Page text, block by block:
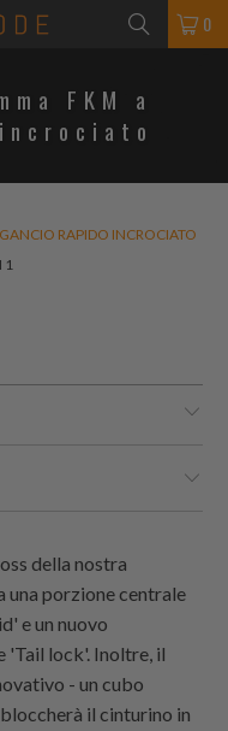
0
FKM a
RAPIDO INCROCIATO
1
della nostra
porzione centrale
e un nuovo
'Tail lock'. Inoltre, il
- un cubo
il cinturino in